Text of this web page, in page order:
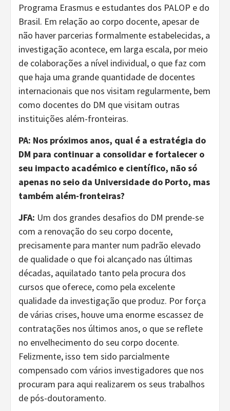
Programa Erasmus e estudantes dos PALOP e do
Brasil. Em relação ao corpo docente, apesar de
não haver parcerias formalmente estabelecidas, a
investigação acontece, em larga escala, por meio
de colaborações a nível individual, o que faz com
que haja uma grande quantidade de docentes
internacionais que nos visitam regularmente, bem
como docentes do DM que visitam outras
instituições além-fronteiras.
PA: Nos próximos anos, qual é a estratégia do
DM para continuar a consolidar e fortalecer o
seu impacto académico e científico, não só
apenas no seio da Universidade do Porto, mas
também além-fronteiras?
JFA: Um dos grandes desafios do DM prende-se
com a renovação do seu corpo docente,
precisamente para manter num padrão elevado
de qualidade o que foi alcançado nas últimas
décadas, aquilatado tanto pela procura dos
cursos que oferece, como pela excelente
qualidade da investigação que produz. Por força
de várias crises, houve uma enorme escassez de
contratações nos últimos anos, o que se reflete
no envelhecimento do seu corpo docente.
Felizmente, isso tem sido parcialmente
compensado com vários investigadores que nos
procuram para aqui realizarem os seus trabalhos
de pós-doutoramento.